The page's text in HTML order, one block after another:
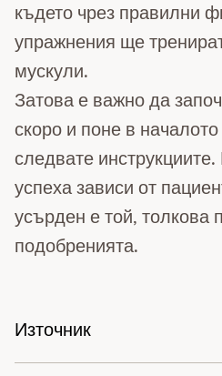
където чрез правилни
упражнения ще
мускули.
Затова е важно да
скоро и поне в
следвате
успеха зависи от
усърден е той, толкова
подобренията.
Източник